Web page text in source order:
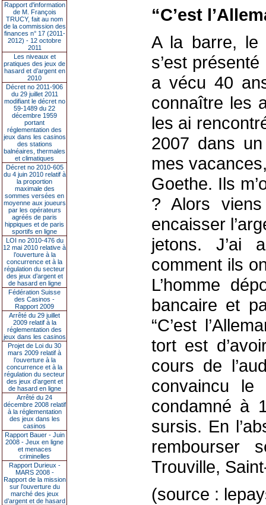
Rapport d'information
de M. François
TRUCY, fait au nom
de la commission des
finances n° 17 (2011-
2012) - 12 octobre
2011
Les niveaux et
pratiques des jeux de
hasard et d’argent en
2010
Décret no 2011-906
du 29 juillet 2011
modifiant le décret no
59-1489 du 22
décembre 1959
portant
réglementation des
jeux dans les casinos
des stations
balnéaires, thermales
et climatiques
Décret no 2010-605
du 4 juin 2010 relatif à
la proportion
maximale des
sommes versées en
moyenne aux joueurs
par les opérateurs
agréés de paris
hippiques et de paris
sportifs en ligne
LOI no 2010-476 du
12 mai 2010 relative à
l’ouverture à la
concurrence et à la
régulation du secteur
des jeux d’argent et
de hasard en ligne
Fédération Suisse
des Casinos -
Rapport 2009
Arrêté du 29 juillet
2009 relatif à la
réglementation des
jeux dans les casinos
Projet de Loi du 30
mars 2009 relatif à
l’ouverture à la
concurrence et à la
régulation du secteur
des jeux d’argent et
de hasard en ligne
Arrêté du 24
décembre 2008 relatif
à la réglementation
des jeux dans les
casinos
Rapport Bauer - Juin
2008 - Jeux en ligne
et menaces
criminelles
Rapport Durieux -
MARS 2008 -
Rapport de la mission
sur l’ouverture du
marché des jeux
d’argent et de hasard
“C’est
A la barre, le
s’est
a vécu 40
connaître les
les ai
2007 dans
mes
Goethe. Ils
? Alors
encaisser
jetons. J’ai
comment ils
L’homme
bancaire et
“C’est
tort est
cours de
convaincu le
condamné à
sursis. En
rembourser
Trouville,
(source :